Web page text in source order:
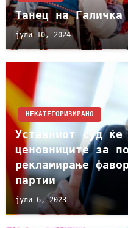
Танец на Галичка
јули 10, 2024
НЕКАТЕГОРИЗИРАНО
Уставниот суд ќе
ценовниците за
рекламирање
партии
јули 6, 2023